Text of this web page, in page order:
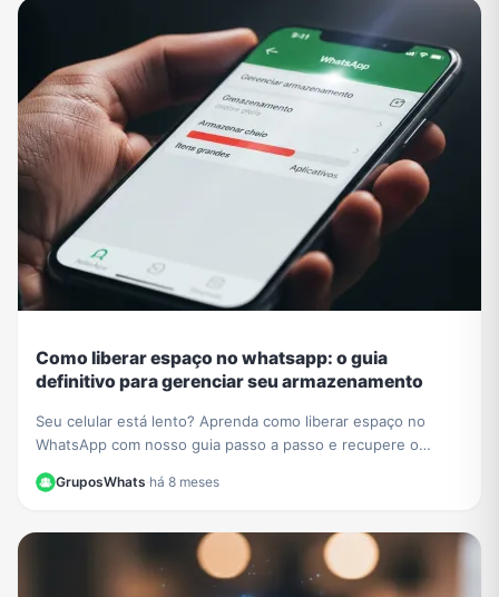
Como liberar espaço no whatsapp: o guia
definitivo para gerenciar seu armazenamento
Seu celular está lento? Aprenda como liberar espaço no
WhatsApp com nosso guia passo a passo e recupere o
desempenho do seu aparelho hoje mesmo.
GruposWhats·há 8 meses